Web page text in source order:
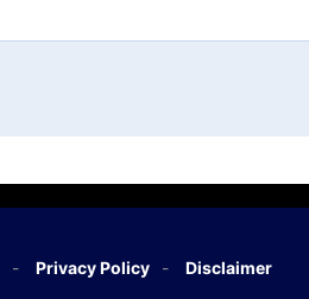
Privacy Policy Disclaimer